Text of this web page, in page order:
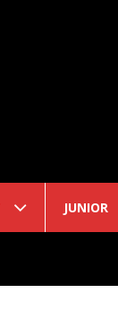
JUNIOR